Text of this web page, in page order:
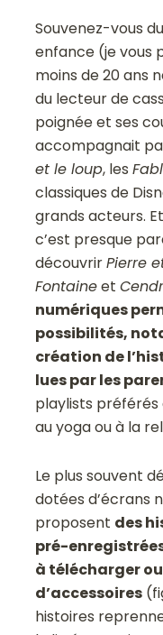
Souvenez-vous
enfance (je vous
moins de 20 ans
du lecteur de
poignée et ses
accompagnait
et le loup, les
classiques de
grands acteurs.
c’est presque
découvrirPierre
Fontaineet
numériques
possibilités,
création de
lues par les
playlists préférés
au yoga ou à la
Le plus souvent
dotées d’écrans
proposent des
pré-
à télécharger
d’accessoires
histoires